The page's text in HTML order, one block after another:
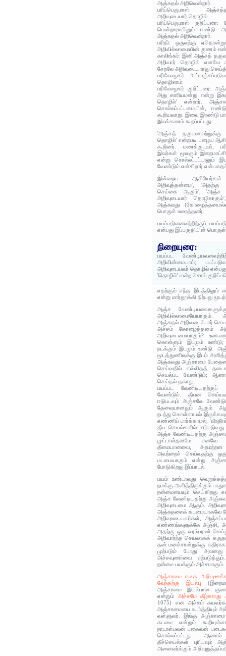
அஞ்சுதல் அறிவென்றார்.
பரிப்பெருமாள்:
அறிவுடையார் தொழில்.
பரிப்பெருமாள்
மென்றாராயினும் ஈண்டு
அஞ்சுதல் அறிவென்றார்.
பரிதி: ஒருவற்கு
அறிவில்லாமையின் குணம்
காலிங்கர்: இனி அஞ்சத்
அறிவார் தொழில் எனவே
சேறலே அறிவுடையாரது
பரிமேலழகர்:
தொழிலாம்.
பரிமேலழகர் குறிப்புரை:
அது காரியமன்று என்று
தொழில்' என்றார்.
சொல்லப்பட்டமையின்,
கூறியவாறு. இவை இரண்டு
இலக்கணம் கூறப்பட்டது.
'அஞ்சத் தகுவனவற்றுக்கு
தொழில்' என்றபடி பழைய
கூறினர். மணக்குடவர்,
இவர்கள் மூவரும்
என்று சொல்லப்பட்டாலும்
வேண்டும் என்கிறார் என்பதைச்
இன்றைய
அறிவுத்தன்மை', 'அதற்கு
செய்கை ஆகும்', 'அஞ்ச
அறிவுடையார்
அஞ்சுவது
பொருள் உரைத்தனர்.
பயப்படுவனவற்றிற்குப்
என்பது இப்பகுதியின்
நிறையுரை:
பயப்பட
அறிவின்மையாம்;
அறிவுடையவர் தொழில்
'தொழில்' என்ற சொல்
எதற்கும் எந்த இடத்திலும்
என்று மார்தூக்கி நிற்பது
அஞ்ச
அறிவில்லாமையேயாகும்.
அஞ்சுதல் அறிவுடையோர்
அச்சம் கோழைத்தனம்
அறிவுடைமையாகும்?
கொள்ளும் இடமும் உண்டு;
நடக்கும் இடமும் உண்டு.
மூடத்துணிவுக்கு இடம்
அஞ்சுவது அஞ்சாமை
செய்வதில் எவ்விதத்
செயல்பட வேண்டும்;
செய்தல் தகாது.
பயப்பட
வேண்டும். தீயன
ஈடுபடவும் அஞ்சவே
தேவையானதும் ஆகும்.
நடந்து கொள்ளாமல்
எண்ணிப் பார்க்காமல்,
தீய செயல்களில்
அஞ்ச வேண்டியதற்கு
முட்டாள்தனமே. எனவே
தீமையானவை, அறமற்றன
அவற்றைச் செய்வதற்கு
மடமையாகும் என்று
போடுகிறது இப்பாடல்.
பயம் உண்டாவது
நமக்கு அளித்திருக்கும்
நன்மையையும்
அஞ்ச வேண்டியதற்கு
அறிவுடைமை ஆகும்.
அஞ்சுதலைக் கடமையாகவே
அறிவுஉடையவர்கள்,
எண்ணங்களுக்கே அஞ்சி,
அதற்கு ஒரு வரம்பரண்
அறிவார்ந்த செயலாகக்
தன் மனச்சான்றுக்கு
முற்படும் போது
அச்சவுணர்வை ஏற்படுத்தும்.
நன்மை பயக்கும் அச்சமாகும்.
அஞ்சாமை ஈகை
வேந்தற்கு இயல்பு
அஞ்சாமை இயல்பான
என்றும் அச்சமே கீழ்களது
1075) என அச்சம்
அஞ்சாமையை உயர்த்தியும்
வள்ளுவர். இங்கு
கடமை என்றும்
நாடாள்பவன் பகைவன்
சொல்லப்பட்டது.
தீச்செயல்கள் புரியவும்
அனைவர்க்கும்